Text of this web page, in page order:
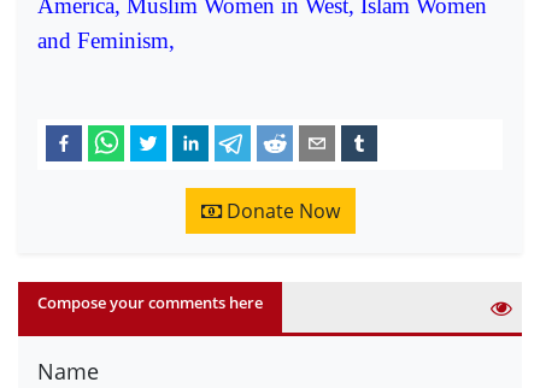
America, Muslim Women in West, Islam Women
and Feminism,
Donate Now
Compose your comments here
Name